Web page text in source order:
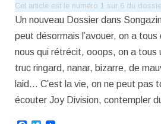
Cet article est le numéro 1 sur 6 du
Un nouveau Dossier dans
peut désormais l’avouer, on a tous
nous qui rétrécit, ooops, on a tous
truc ringard, nanar, bizarre, de
laid… C’est la vie, on ne peut pas
écouter Joy Division, contempler